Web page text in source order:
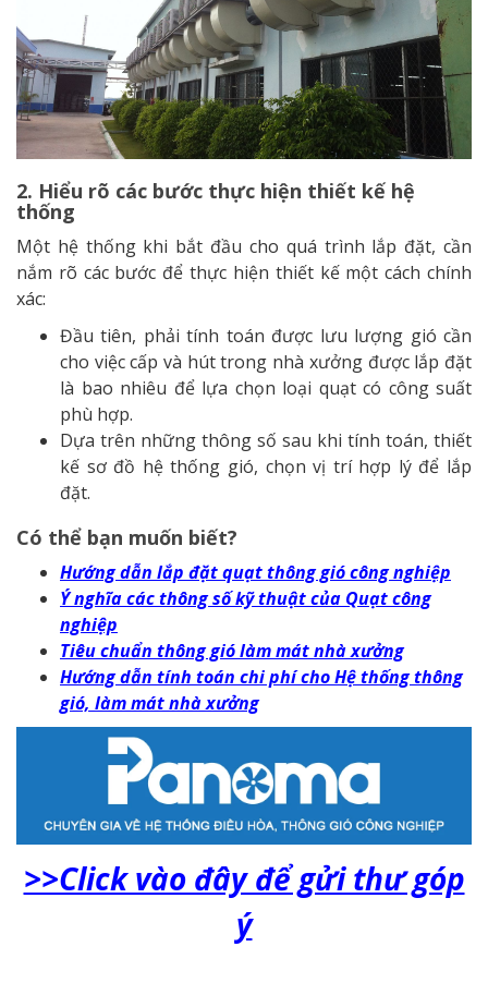
2. Hiểu rõ các bước thực hiện thiết kế hệ
thống
Một hệ thống khi bắt đầu cho quá trình lắp đặt, cần
nắm rõ các bước để thực hiện thiết kế một cách chính
xác:
Đầu tiên, phải tính toán được lưu lượng gió cần
cho việc cấp và hút trong nhà xưởng được lắp đặt
là bao nhiêu để lựa chọn loại quạt có công suất
phù hợp.
Dựa trên những thông số sau khi tính toán, thiết
kế sơ đồ hệ thống gió, chọn vị trí hợp lý để lắp
đặt.
Có thể bạn muốn biết?
Hướng dẫn lắp đặt quạt thông gió công nghiệp
Ý nghĩa các thông số kỹ thuật của Quạt công
nghiệp
Tiêu chuẩn thông gió làm mát nhà xưởng
Hướng dẫn tính toán chi phí cho Hệ thống thông
gió, làm mát nhà xưởng
>>Click vào đây để gửi thư góp
ý